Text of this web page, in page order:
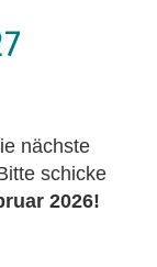
nächste
schicke
2026!